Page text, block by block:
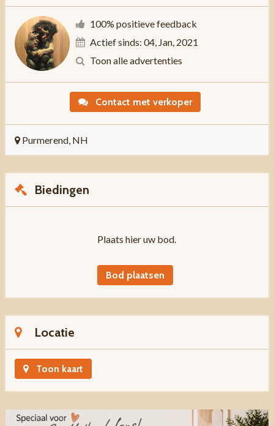
100% positieve feedback
Actief sinds: 04, Jan, 2021
Toon alle advertenties
Contact met verkoper
Purmerend, NH
Biedingen
Plaats hier uw bod.
Bod plaatsen
Locatie
Toon kaart